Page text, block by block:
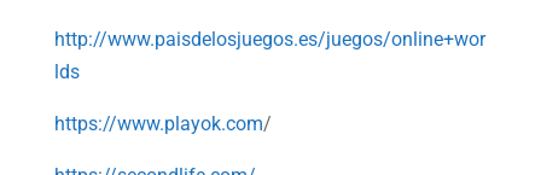
http://www.paisdelosjuegos.es/juegos/online+wor
lds
https://www.playok.com/